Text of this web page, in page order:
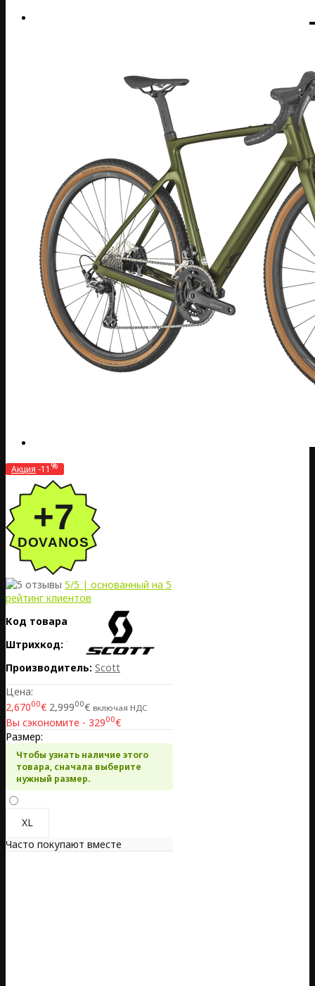
Акция -11%
5/5 | основанный на 5
рейтинг клиентов
Код товара:
EE02-290507
Штрихкод: 7615523518654
Производитель: Scott
Цена:
2,67000€ 2,99900€ включая НДС
Вы сэкономите - 32900€
Размер:
Чтобы узнать наличие этого
товара, сначала выберите
нужный размер.
XL
Часто покупают вместе